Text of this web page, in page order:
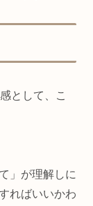
として、こ
」が理解しに
ればいいかわ